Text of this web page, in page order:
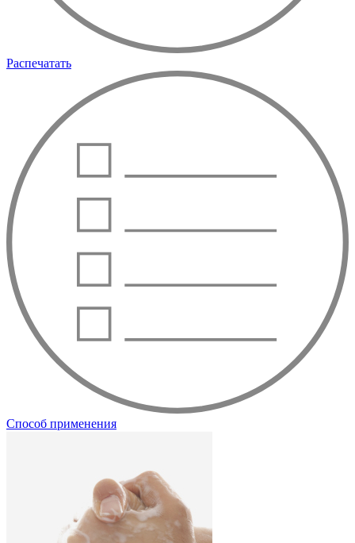
Распечатать
Способ применения